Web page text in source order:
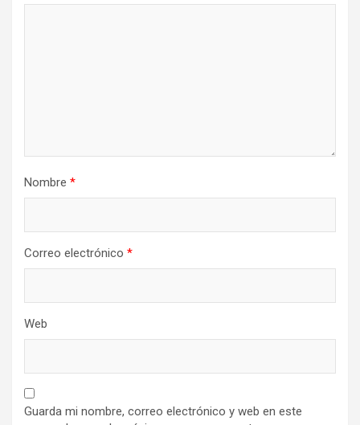
Nombre *
Correo electrónico *
Web
Guarda mi nombre, correo electrónico y web en este